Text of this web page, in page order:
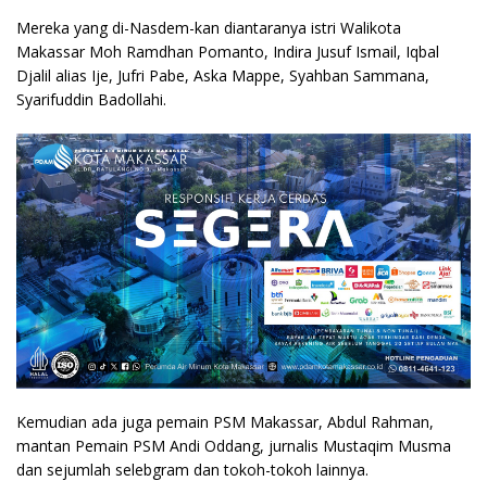
Mereka yang di-Nasdem-kan diantaranya istri Walikota
Makassar Moh Ramdhan Pomanto, Indira Jusuf Ismail, Iqbal
Djalil alias Ije, Jufri Pabe, Aska Mappe, Syahban Sammana,
Syarifuddin Badollahi.
Kemudian ada juga pemain PSM Makassar, Abdul Rahman,
mantan Pemain PSM Andi Oddang, jurnalis Mustaqim Musma
dan sejumlah selebgram dan tokoh-tokoh lainnya.